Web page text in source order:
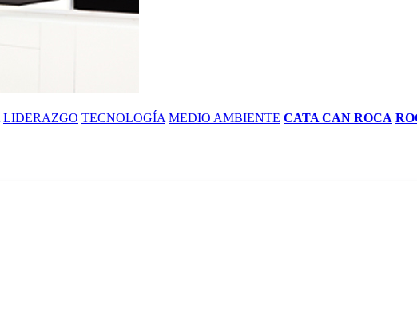
LIDERAZGO TECNOLOGÍA MEDIO AMBIENTE CATA CAN ROCA